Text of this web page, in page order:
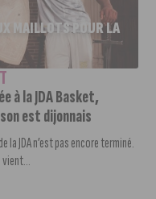
MAILLOTS POUR LA
à la JDA Basket,
est dijonnais
la JDA n’est pas encore terminé.
vient...